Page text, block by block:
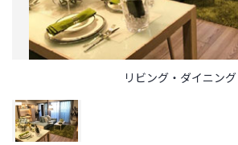
リビング・ダイニング